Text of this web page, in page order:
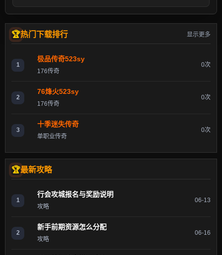
热门下载排行 显示更多
1
极品传奇523sy
176传奇
0次
2
76烽火523sy
176传奇
0次
3
十季迷失传奇
单职业传奇
0次
最新攻略
1
行会攻城报名与奖励说明
攻略
06-13
2
新手前期资源怎么分配
攻略
06-16